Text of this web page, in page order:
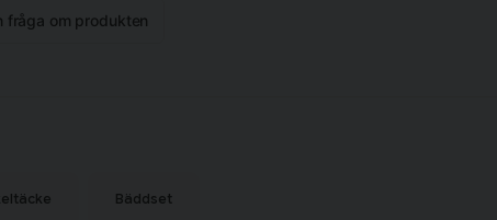
det ska bli bättre för
växer i och en bättre framtiden
fråga om produkten
Bäddset